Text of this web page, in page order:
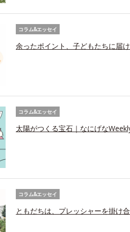
コラム&エッセイ
余ったポイント、子どもたちに届
コラム&エッセイ
太陽がつくる宝石｜なにげな
コラム&エッセイ
ともだちは、プレッシャーを掛け